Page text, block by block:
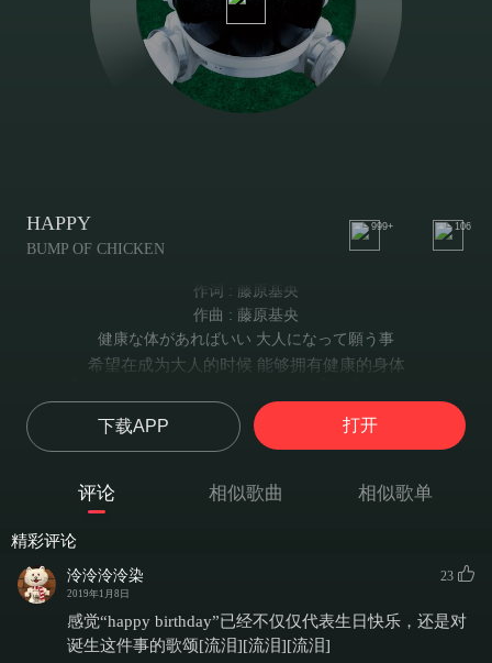
HAPPY
BUMP OF CHICKEN
999+ 106
作词 : 藤原基央
作曲 : 藤原基央
健康な体があればいい 大人になって願う事
希望在成为大人的时候 能够拥有健康的身体
心一直没能变得坚强 难耐的夜晚越来越多
少年はまだ生きていて 命の値段を測っている
少年还活在世上 衡量着生命的价值
接受着各种各样的事物 怀揣着涂鸦一般的梦想
在温柔话语的雨之下 眼泪也混杂在其中一起流走就好了
片付け中の頭の上に これほど容易く日は昇る
正在整理思绪的头上 太阳却如此简单的升起
悲しみは消えるというなら 喜びだってそういうものだろう
如果说悲伤总会消失的话 那么快乐也是一样
下载APP 打开
评论 相似歌曲 相似歌单
精彩评论
泠泠泠泠染
2019年1月8日
23
感觉“happy birthday”已经不仅仅代表生日快乐，还是对
诞生这件事的歌颂[流泪][流泪][流泪]